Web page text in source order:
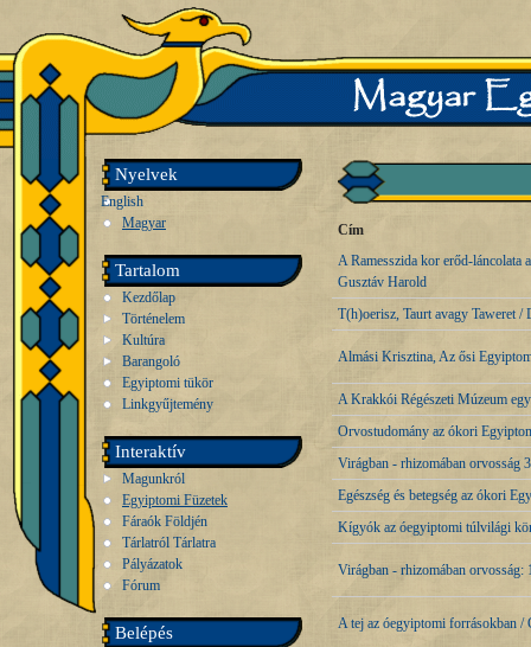
Nyelvek
English
Magyar
Tartalom
Kezdőlap
Történelem
Kultúra
Barangoló
Egyiptomi tükör
Linkgyűjtemény
Interaktív
Magunkról
Egyiptomi Füzetek
Fáraók Földjén
Tárlatról Tárlatra
Pályázatok
Fórum
Belépés
Cím
A Ramesszida kor erőd-láncolata
Gusztáv Harold
T(h)oerisz, Taurt avagy Taweret
Almási Krisztina, Az ősi
A Krakkói Régészeti Múzeum
Orvostudomány az ókori
Virágban - rhizomában orvosság
Egészség és betegség az ókori
Kígyók az óegyiptomi túlvilági
Virágban - rhizomában orvosság:
A tej az óegyiptomi forrásokban